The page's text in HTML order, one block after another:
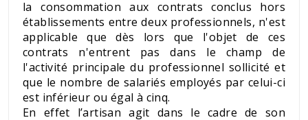
la consommation aux contrats conclus hors
établissements entre deux professionnels, n'est
applicable que dès lors que l'objet de ces
contrats n'entrent pas dans le champ de
l'activité principale du professionnel sollicité et
que le nombre de salariés employés par celui-ci
est inférieur ou égal à cinq.
En effet l’artisan agit dans le cadre de son